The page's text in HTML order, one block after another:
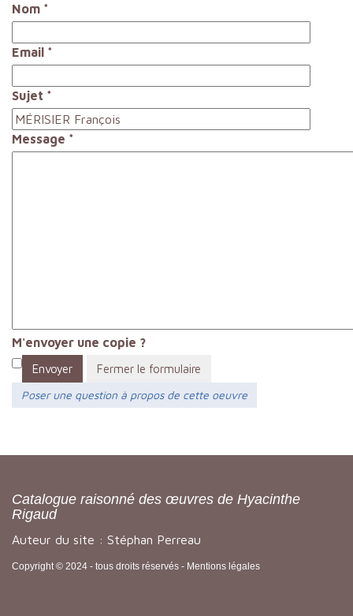
Nom *
Email *
Sujet *
Message *
M'envoyer une copie ?
Envoyer
Fermer le formulaire
Poser une question à propos de cette oeuvre
Catalogue raisonné des œuvres de Hyacinthe
Rigaud
Auteur du site : Stéphan Perreau
Copyright © 2024 - tous droits réservés - Mentions légales